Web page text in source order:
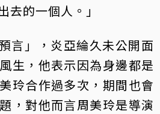
去的一個人。」
言」，炎亞綸久未公開面
生，他表示因為身邊都是
玲合作過多次，期間也會
，對他而言周美玲是導演